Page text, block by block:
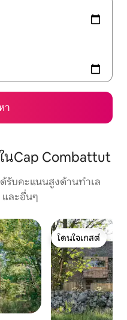
า
Cap Combattut
รับคะแนนสูงด้านทำเล
และอื่นๆ
โดนใจเกสต์
โดนใจเกสต์